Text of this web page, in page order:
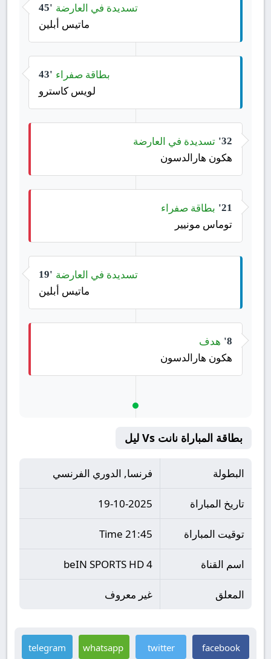
45' تسديدة في العارضة
ماتيس أبلين
43' بطاقة صفراء
لويس كاسترو
32' تسديدة في العارضة
هكون هارالدسون
21' بطاقة صفراء
توماس مونيير
19' تسديدة في العارضة
ماتيس أبلين
8' هدف
هكون هارالدسون
بطاقة المباراة نانت Vs ليل
البطولة فرنسا, الدوري الفرنسي
تاريخ المباراة 19-10-2025
توقيت المباراة 21:45 Time
اسم القناة beIN SPORTS HD 4
المعلق غير معروف
facebook
twitter
whatsapp
telegram